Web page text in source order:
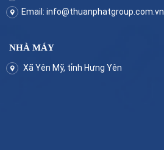
Email: info@thuanphatgroup.com.vn
NHÀ MÁY
Xã Yên Mỹ, tỉnh Hưng Yên